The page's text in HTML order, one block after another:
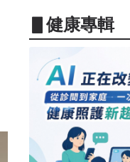
▋健康專輯